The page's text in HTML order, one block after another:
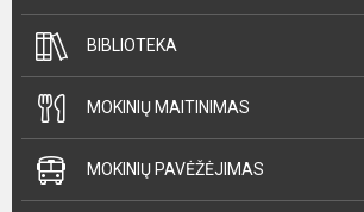
BIBLIOTEKA
MOKINIŲ MAITINIMAS
MOKINIŲ PAVĖŽĖJIMAS